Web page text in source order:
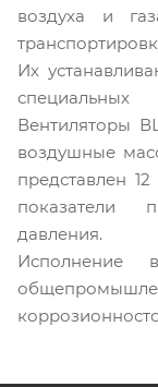
воздуха и
Их
Вентиляторы
воздушные
представлен
показатели
давления.
Исполнение